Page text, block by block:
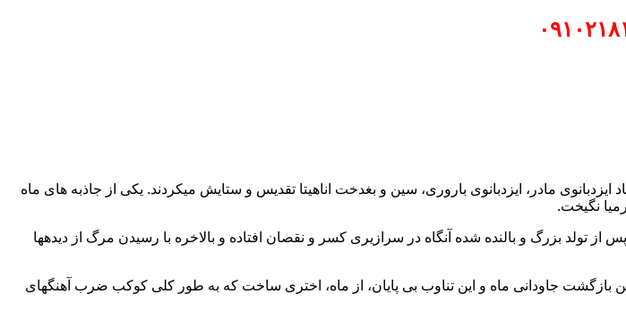
ایزدبانوی مادر، ایزدبانوی باروری، سین و بغدخت اناهیتا تقدیس و ستایش میکردند. یکی از جاذبه های ماه
نگیخت.
از تولد بزرگ و بالنده شده آنگاه در سرازیری کسر و نقصان افتاده و بالاخره با رسیدن مرگ از دیدهها
جاودانی ماه و این تناوب بی پایان، از ماه، اختری ساخت که به طور کلی کوکب ضرب آهنگهای